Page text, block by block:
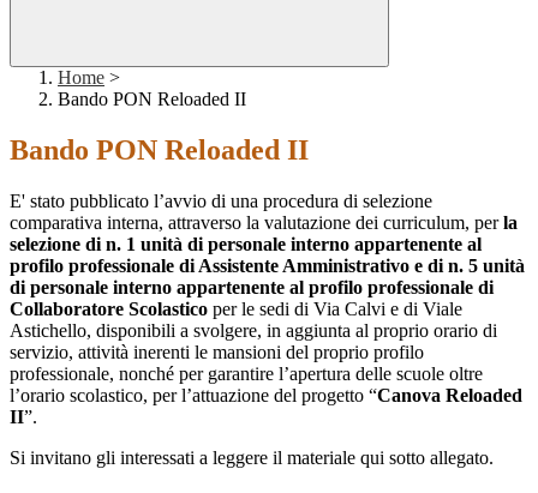
Home >
Bando PON Reloaded II
Bando PON Reloaded II
E' stato pubblicato l’avvio di una procedura di selezione
comparativa interna, attraverso la valutazione dei curriculum, perla
selezione di n. 1 unità di personale interno appartenente al
profilo professionale di Assistente Amministrativo e di n. 5 unità
di personale interno appartenente al profilo professionale di
Collaboratore Scolastico per le sedi di Via Calvi e di Viale
Astichello, disponibili a svolgere, in aggiunta al proprio orario di
servizio, attività inerenti le mansioni del proprio profilo
professionale, nonché per garantire l’apertura delle scuole oltre
l’orario scolastico, per l’attuazione del progetto “Canova Reloaded
II”.
Si invitano gli interessati a leggere il materiale qui sotto allegato.